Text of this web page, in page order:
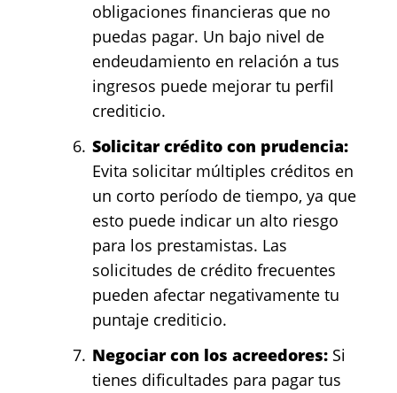
obligaciones financieras que no
puedas pagar. Un bajo nivel de
endeudamiento en relación a tus
ingresos puede mejorar tu perfil
crediticio.
Solicitar crédito con prudencia:
Evita solicitar múltiples créditos en
un corto período de tiempo, ya que
esto puede indicar un alto riesgo
para los prestamistas. Las
solicitudes de crédito frecuentes
pueden afectar negativamente tu
puntaje crediticio.
Negociar con los acreedores: Si
tienes dificultades para pagar tus